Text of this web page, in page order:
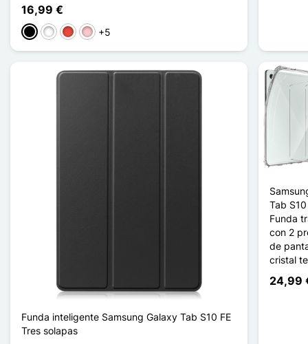
16,99 €
NegroBlancoRojoRosa+5
Funda inteligente Samsung Galaxy Tab S10 FE
Tres solapas
Tab
Funda
con 2
de
cristal
24,99